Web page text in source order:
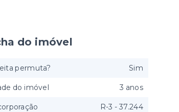
do imóvel
permuta? Sim
do imóvel 3 anos
R-3 - 37.244